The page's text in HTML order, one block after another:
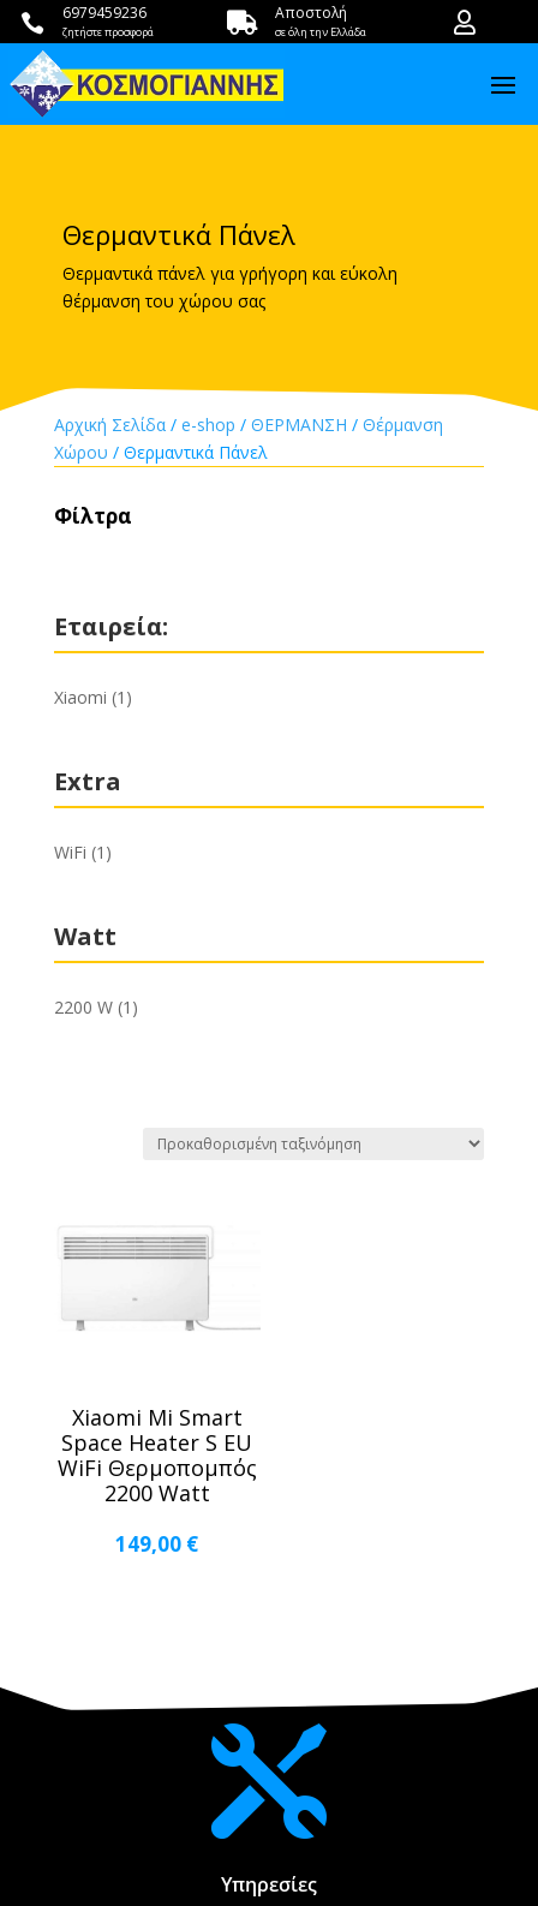
 6979459236
ζητήστε προσφορά  Αποστολή
σε όλη την Ελλάδα 
Θερμαντικά Πάνελ
Θερμαντικά πάνελ για γρήγορη και εύκολη
θέρμανση του χώρου σας
Αρχική Σελίδα/ e-shop / ΘΕΡΜΑΝΣΗ / Θέρμανση
Χώρου / Θερμαντικά Πάνελ
Φίλτρα
Εταιρεία:
Xiaomi (1)
Extra
WiFi (1)
Watt
2200 W (1)
Xiaomi Mi Smart
Space Heater S EU
WiFi Θερμοπομπός
2200 Watt
149,00 €

Υπηρεσίες